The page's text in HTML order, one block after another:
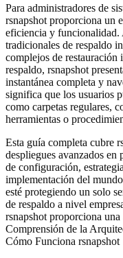
Para administradores de
rsnapshot proporciona un
eficiencia y funcionalidad.
tradicionales de respaldo
complejos de
respaldo, rsnapshot
instantánea completa y
significa que los usuarios
como carpetas regulares,
herramientas o
Esta guía completa cubre
despliegues avanzados
de configuración,
implementación del
esté protegiendo un solo
de respaldo a nivel
rsnapshot proporciona
Comprensión de la
Cómo Funciona rsnapshot